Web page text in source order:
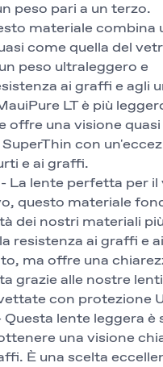
peso pari a un terzo.
materiale combina
come quella del
peso ultraleggero e
ai graffi e agli
LT è più
offre una visione quasi
con
e ai graffi.
La lente perfetta per il
questo materiale
dei nostri materiali
resistenza ai graffi e
ma offre una
grazie alle nostre lenti
con protezione
lente leggera è
una visione
È una scelta